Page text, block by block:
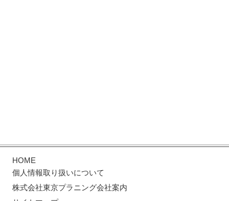
HOME
個人情報取り扱いについて
株式会社東京プラニング会社案内